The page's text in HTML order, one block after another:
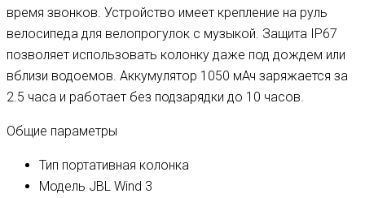
время звонков. Устройство имеет крепление на руль
велосипеда для велопрогулок с музыкой. Защита IP67
позволяет использовать колонку даже под дождем или
вблизи водоемов. Аккумулятор 1050 мАч заряжается за
2.5 часа и работает без подзарядки до 10 часов.
Общие параметры
Тип портативная колонка
Модель JBL Wind 3